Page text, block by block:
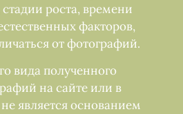
стадии роста, времени
факторов,
от фотографий.
вида полученного
на сайте или в
является основанием